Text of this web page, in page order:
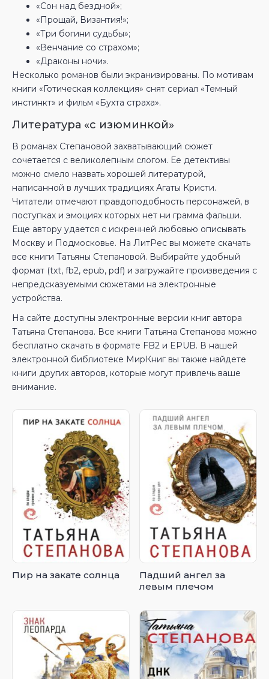
«Сон над бездной»;
«Прощай, Византия!»;
«Три богини судьбы»;
«Венчание со страхом»;
«Драконы ночи».
Несколько романов были экранизированы. По мотивам
книги «Готическая коллекция» снят сериал «Темный
инстинкт» и фильм «Бухта страха».
Литература «с изюминкой»
В романах Степановой захватывающий сюжет
сочетается с великолепным слогом. Ее детективы
можно смело назвать хорошей литературой,
написанной в лучших традициях Агаты Кристи.
Читатели отмечают правдоподобность персонажей, в
поступках и эмоциях которых нет ни грамма фальши.
Еще автору удается с искренней любовью описывать
Москву и Подмосковье. На ЛитРес вы можете скачать
все книги Татьяны Степановой. Выбирайте удобный
формат (txt, fb2, epub, pdf) и загружайте произведения с
непредсказуемыми сюжетами на электронные
устройства.
На сайте доступны электронные версии книг автора
Татьяна Степанова. Все книги Татьяна Степанова можно
бесплатно скачать в формате FB2 и EPUB. В нашей
электронной библиотеке МирКниг вы также найдете
книги других авторов, которые могут привлечь ваше
внимание.
Пир на закате солнца
Падший ангел за
левым плечом